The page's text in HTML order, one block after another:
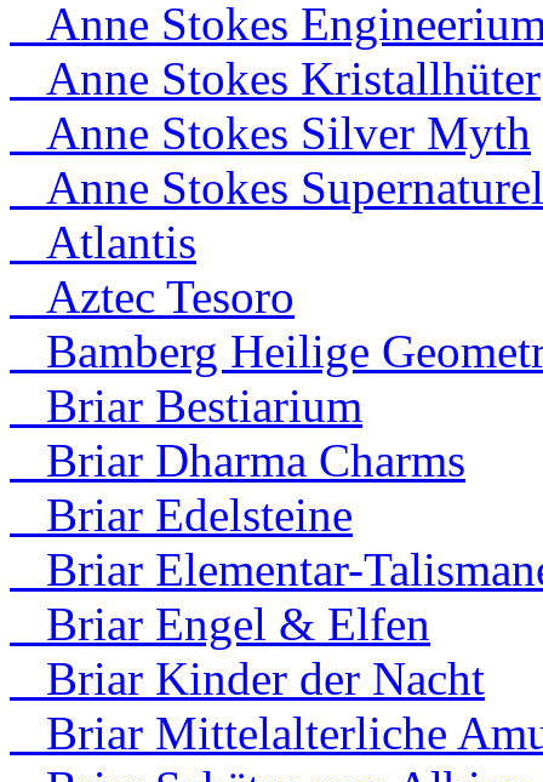
Anne Stokes
Anne Stokes Kristallhüter
Anne Stokes Silver Myth
Anne Stokes
Atlantis
Aztec Tesoro
Bamberg Heilige
Briar Bestiarium
Briar Dharma Charms
Briar Edelsteine
Briar Elementar-
Briar Engel & Elfen
Briar Kinder der Nacht
Briar Mittelalterliche